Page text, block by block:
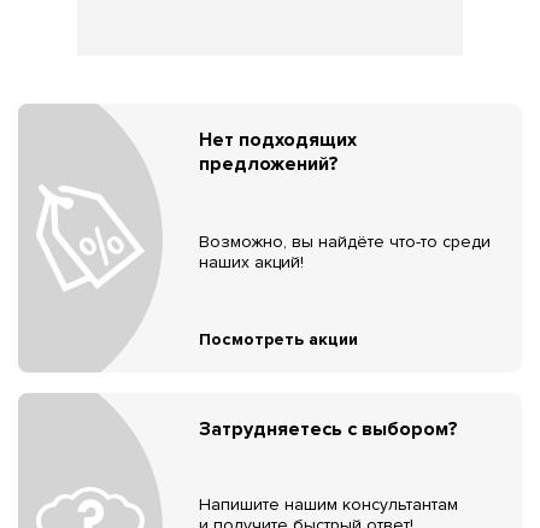
Нет подходящих
предложений?
Возможно, вы найдёте что-то среди
наших акций!
Посмотреть акции
Затрудняетесь с выбором?
Напишите нашим консультантам